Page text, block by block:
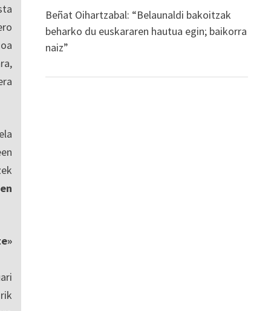
Beñat Oihartzabal: “Belaunaldi bakoitzak
beharko du euskararen hautua egin; baikorra
naiz”